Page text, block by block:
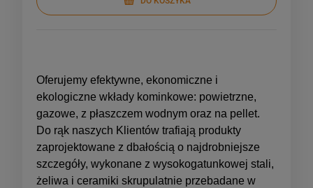
Oferujemy efektywne, ekonomiczne i
ekologiczne wkłady kominkowe: powietrzne,
gazowe, z płaszczem wodnym oraz na pellet.
Do rąk naszych Klientów trafiają produkty
zaprojektowane z dbałością o najdrobniejsze
szczegóły, wykonane z wysokogatunkowej stali,
żeliwa i ceramiki skrupulatnie przebadane w